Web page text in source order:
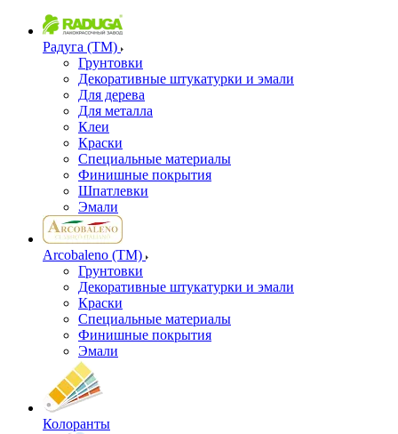
Радуга (ТМ)
Грунтовки
Декоративные штукатурки и эмали
Для дерева
Для металла
Клеи
Краски
Специальные материалы
Финишные покрытия
Шпатлевки
Эмали
Arcobaleno (ТМ)
Грунтовки
Декоративные штукатурки и эмали
Краски
Специальные материалы
Финишные покрытия
Эмали
Колоранты